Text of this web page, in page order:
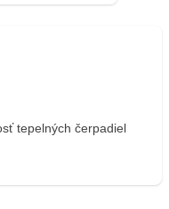
tepelných čerpadiel